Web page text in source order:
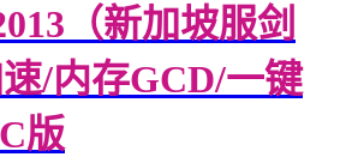
（新加坡服剑
/内存GCD/一键
版